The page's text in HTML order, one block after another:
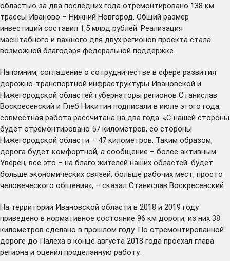
областью за два последних года отремонтировано 138 км
трассы Иваново – Нижний Новгород. Общий размер
инвестиций составил 1,5 млрд рублей. Реализация
масштабного и важного для двух регионов проекта стала
возможной благодаря федеральной поддержке.
Напомним, соглашение о сотрудничестве в сфере развития
дорожно-транспортной инфраструктуры Ивановской и
Нижегородской областей губернаторы регионов Станислав
Воскресенский и Глеб Никитин подписали в июле этого года,
совместная работа рассчитана на два года. «С нашей стороны
будет отремонтировано 57 километров, со стороны
Нижегородской области – 47 километров. Таким образом,
дорога будет комфортной, а сообщение – более активным.
Уверен, все это – на благо жителей наших областей: будет
больше экономических связей, больше рабочих мест, просто
человеческого общения», – сказал Станислав Воскресенский.
На территории Ивановской области в 2018 и 2019 году
приведено в нормативное состояние 96 км дороги, из них 38
километров сделано в прошлом году. По отремонтированной
дороге до Палеха в конце августа 2018 года проехал глава
региона и оценил проделанную работу.